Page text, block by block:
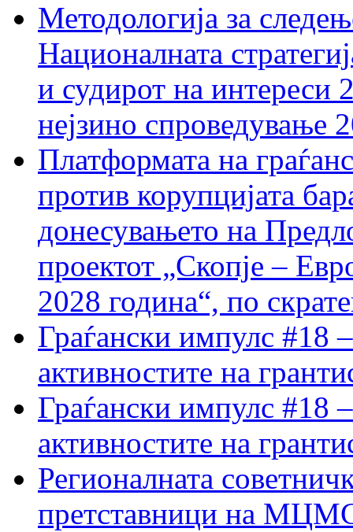
Методологија за
Националната
и судирот на интереси
нејзино спроведување
Платформата на
против корупцијата
донесувањето на
проектот „Скопје –
2028 година“, по
Граѓански импулс #18
активностите на
Граѓански импулс #18
активностите на
Регионалната
претставници на МЦМС